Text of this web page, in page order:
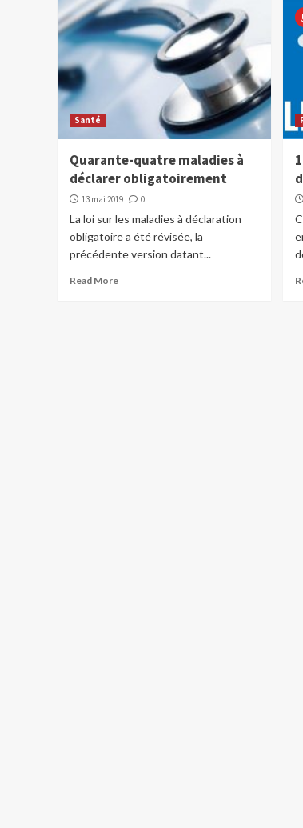
Santé
Quarante-quatre maladies à
déclarer obligatoirement
13 mai 2019 0
La loi sur les maladies à déclaration
obligatoire a été révisée, la
précédente version datant...
Read More